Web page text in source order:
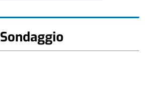
Sondaggio